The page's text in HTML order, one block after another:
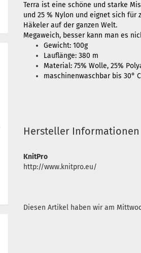
Terra ist eine schöne und starke
und 25 % Nylon und eignet sich für
Häkeler auf der ganzen Welt.
Megaweich, besser kann man es
Gewicht: 100g
Lauflänge: 380 m
Material: 75% Wolle, 25%
maschinenwaschbar bis 30° C
Hersteller Informationen
KnitPro
http://www.knitpro.eu/
Diesen Artikel haben wir am